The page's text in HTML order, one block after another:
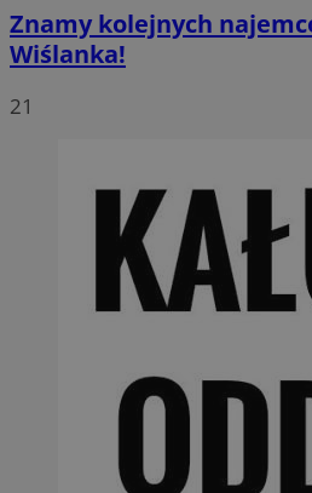
Znamy kolejnych
Wiślanka!
21